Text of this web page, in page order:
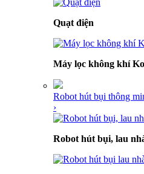
Quạt điện
Máy lọc không khí
Robot hút bụi thông
›
Robot hút bụi, lau